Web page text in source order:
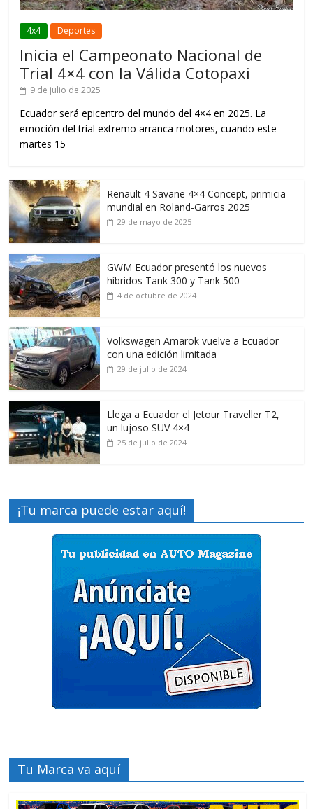
4x4 Deportes
Inicia el Campeonato Nacional de
Trial 4×4 con la Válida Cotopaxi
9 de julio de 2025
Ecuador será epicentro del mundo del 4×4 en 2025. La
emoción del trial extremo arranca motores, cuando este
martes 15
Renault 4 Savane 4×4 Concept, primicia
mundial en Roland-Garros 2025
29 de mayo de 2025
GWM Ecuador presentó los nuevos
híbridos Tank 300 y Tank 500
4 de octubre de 2024
Volkswagen Amarok vuelve a Ecuador
con una edición limitada
29 de julio de 2024
Llega a Ecuador el Jetour Traveller T2,
un lujoso SUV 4×4
25 de julio de 2024
¡Tu marca puede estar aquí!
Tu Marca va aquí